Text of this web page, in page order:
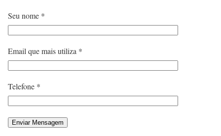
Seu nome *
Email que mais utiliza *
Telefone *